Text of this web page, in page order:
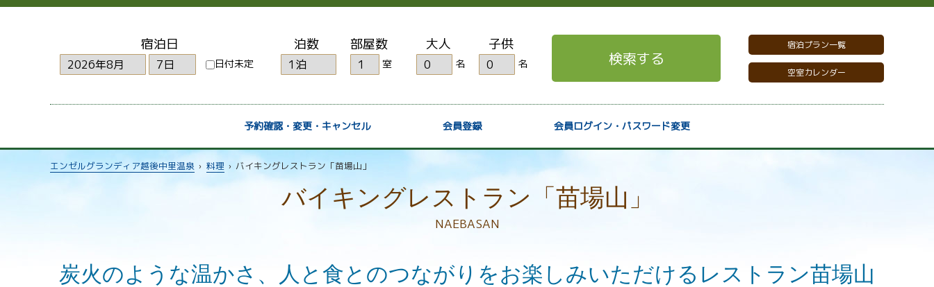
宿泊日
日付未定
泊数 部屋数
室
大人
名
子供
名 検索する
宿泊プラン一覧
空室カレンダー
予約確認・変更・キャンセル 会員登録 会員ログイン・パスワード変更
エンゼルグランディア越後中里温泉 › 料理 › バイキングレストラン「苗場山」
バイキングレストラン「苗場山」
NAEBASAN
炭火のような温かさ、人と食とのつながりをお楽しみいただけるレストラン苗場山